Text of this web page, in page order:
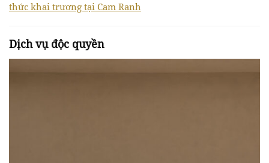
thức khai trương tại Cam Ranh
Dịch vụ độc quyền